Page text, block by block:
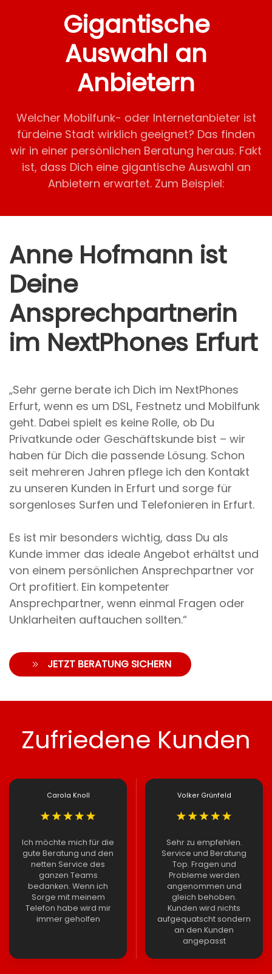
Gigantische
Auswahl an
Anbietern
Welcher Mobilfunk- oder Internetanbieter ist
fürdeine Stadt wirklich geeignet? Das finden
wir in einer persönlichen Beratung heraus. Fakt
ist, dass Dich eine gigantische Auswahl an
Anbietern erwartet. Zum Beispiel:
Anne Hofmann ist
Deine
Ansprechpartnerin
im NextPhones Erfurt
„Sehr gerne berate ich Dich im NextPhones
Erfurt, wenn es um DSL, Festnetz und Mobilfunk
geht. Dabei spielt es keine Rolle, ob Du
Privatkunde oder Geschäftskunde bist – wir
haben für Dich die passende Lösung. Schon
seit mehreren Jahren pflege ich den Kontakt
zu unseren Kunden in Erfurt und sorge für
sorgenloses Surfen und Telefonieren in Erfurt.
Es ist mir besonders wichtig, dass Du als
Kunde immer das ideale Angebot erhältst und
von einem persönlichen Ansprechpartner vor
Ort profitiert. Ein kompetenter
Ansprechpartner, wenn einmal Fragen oder
Unklarheiten auftauchen sollten.“
JETZT BERATUNG SICHERN
Zufriedene Kunden
Carola Knoll
Ich möchte mich für die
gute Beratung und den
netten Service des
ganzen Teams
bedanken. Wenn ich
Sorge mit meinem
Telefon habe wird mir
immer geholfen
Volker Grünfeld
Sehr zu empfehlen.
Service und Beratung
Top. Fragen und
Probleme werden
angenommen und
gleich behoben.
Kunden wird nichts
aufgequatscht sondern
an den Kunden
angepasst